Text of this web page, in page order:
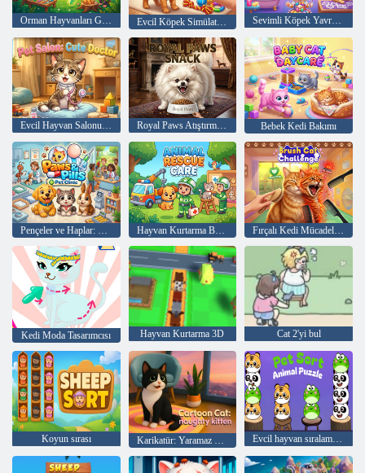
Orman Hayvanları Gündüz Bakımı Evcil Köpek Simülatörü Sevimli Köpek Yavrusu Bakım Salonu
Evcil Hayvan Salonu: Sevimli Doktor Royal Paws Atıştırmalığı Bebek Kedi Bakımı
Pençeler ve Haplar: Evcil Hayvan Kliniği Hayvan Kurtarma Bakımı Fırçalı Kedi Mücadelesi
Kedi Moda Tasarımcısı Hayvan Kurtarma 3D Cat 2'yi bul
Koyun sırası Evcil hayvan sıralama hayvan bulmaca